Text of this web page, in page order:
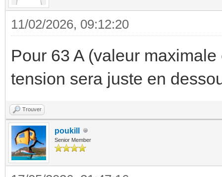
11/02/2026, 09:12:20
Pour 63 A (valeur
tension sera juste en
Trouver
poukill
Senior Member